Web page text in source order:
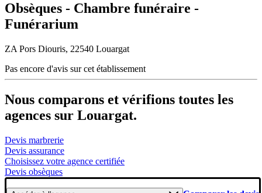
Obsèques - Chambre funéraire -
Funérarium
ZA Pors Diouris, 22540 Louargat
Pas encore d'avis sur cet établissement
Nous comparons et vérifions toutes les
agences sur Louargat.
Devis marbrerie
Devis assurance
Choisissez votre agence certifiée
Devis obsèques